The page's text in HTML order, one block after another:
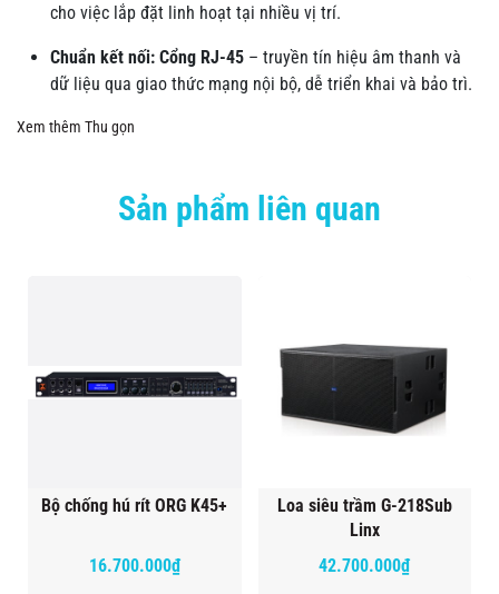
cho việc lắp đặt linh hoạt tại nhiều vị trí.
Chuẩn kết nối: Cổng RJ-45 – truyền tín hiệu âm thanh và
dữ liệu qua giao thức mạng nội bộ, dễ triển khai và bảo trì.
Xem thêm Thu gọn
Sản phẩm liên quan
Bộ chống hú rít ORG K45+
16.700.000₫
Loa siêu trầm G-218Sub
Linx
42.700.000₫